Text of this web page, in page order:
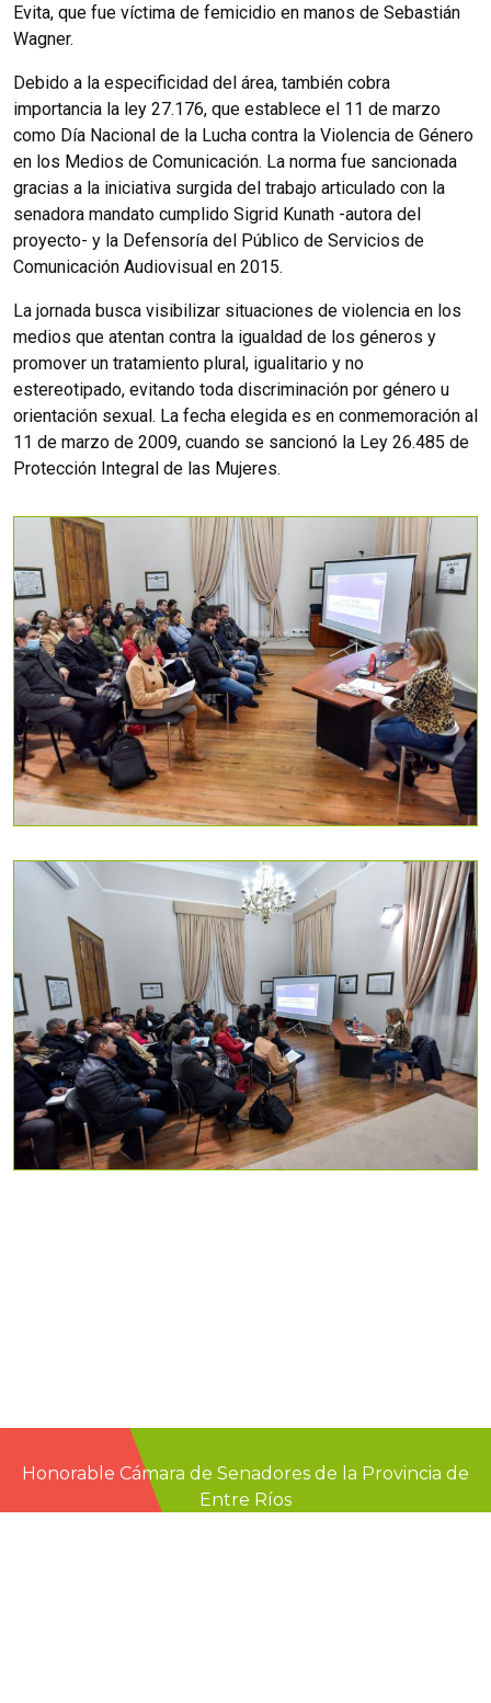
Evita, que fue víctima de femicidio en manos de Sebastián
Wagner.
Debido a la especificidad del área, también cobra
importancia la ley 27.176, que establece el 11 de marzo
como Día Nacional de la Lucha contra la Violencia de Género
en los Medios de Comunicación. La norma fue sancionada
gracias a la iniciativa surgida del trabajo articulado con la
senadora mandato cumplido Sigrid Kunath -autora del
proyecto- y la Defensoría del Público de Servicios de
Comunicación Audiovisual en 2015.
La jornada busca visibilizar situaciones de violencia en los
medios que atentan contra la igualdad de los géneros y
promover un tratamiento plural, igualitario y no
estereotipado, evitando toda discriminación por género u
orientación sexual. La fecha elegida es en conmemoración al
11 de marzo de 2009, cuando se sancionó la Ley 26.485 de
Protección Integral de las Mujeres.
Honorable Cámara de Senadores de la Provincia de
Entre Ríos